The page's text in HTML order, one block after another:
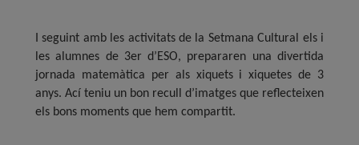
I seguint amb les activitats de la Setmana Cultural els i
les alumnes de 3er d’ESO, prepararen una divertida
jornada matemàtica per als xiquets i xiquetes de 3
anys. Ací teniu un bon recull d’imatges que reflecteixen
els bons moments que hem compartit.